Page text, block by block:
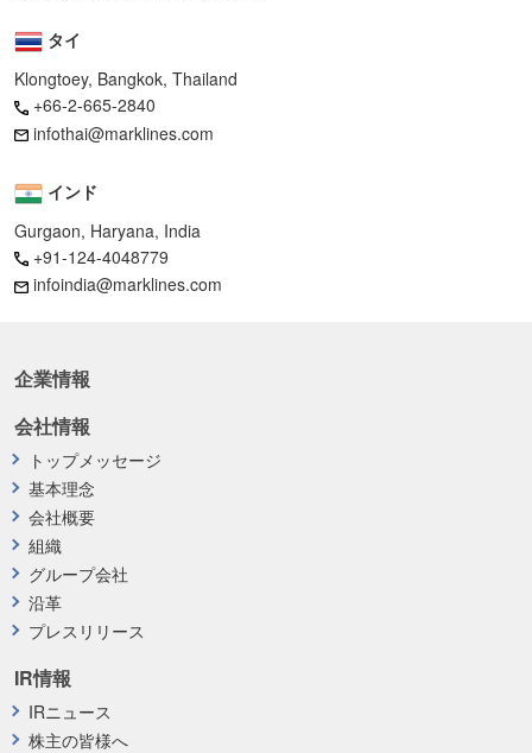
タイ
Klongtoey, Bangkok, Thailand
+66-2-665-2840
infothai@marklines.com
インド
Gurgaon, Haryana, India
+91-124-4048779
infoindia@marklines.com
企業情報
会社情報
トップメッセージ
基本理念
会社概要
組織
グループ会社
沿革
プレスリリース
IR情報
IRニュース
株主の皆様へ